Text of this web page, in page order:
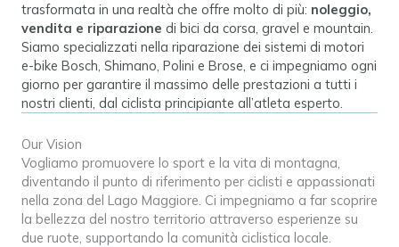
trasformata in una realtà che offre molto di più: noleggio,
vendita e riparazione di bici da corsa, gravel e mountain.
Siamo specializzati nella riparazione dei sistemi di motori
e-bike Bosch, Shimano, Polini e Brose, e ci impegniamo ogni
giorno per garantire il massimo delle prestazioni a tutti i
nostri clienti, dal ciclista principiante all’atleta esperto.
Our Vision
Vogliamo promuovere lo sport e la vita di montagna,
diventando il punto di riferimento per ciclisti e appassionati
nella zona del Lago Maggiore. Ci impegniamo a far scoprire
la bellezza del nostro territorio attraverso esperienze su
due ruote, supportando la comunità ciclistica locale.